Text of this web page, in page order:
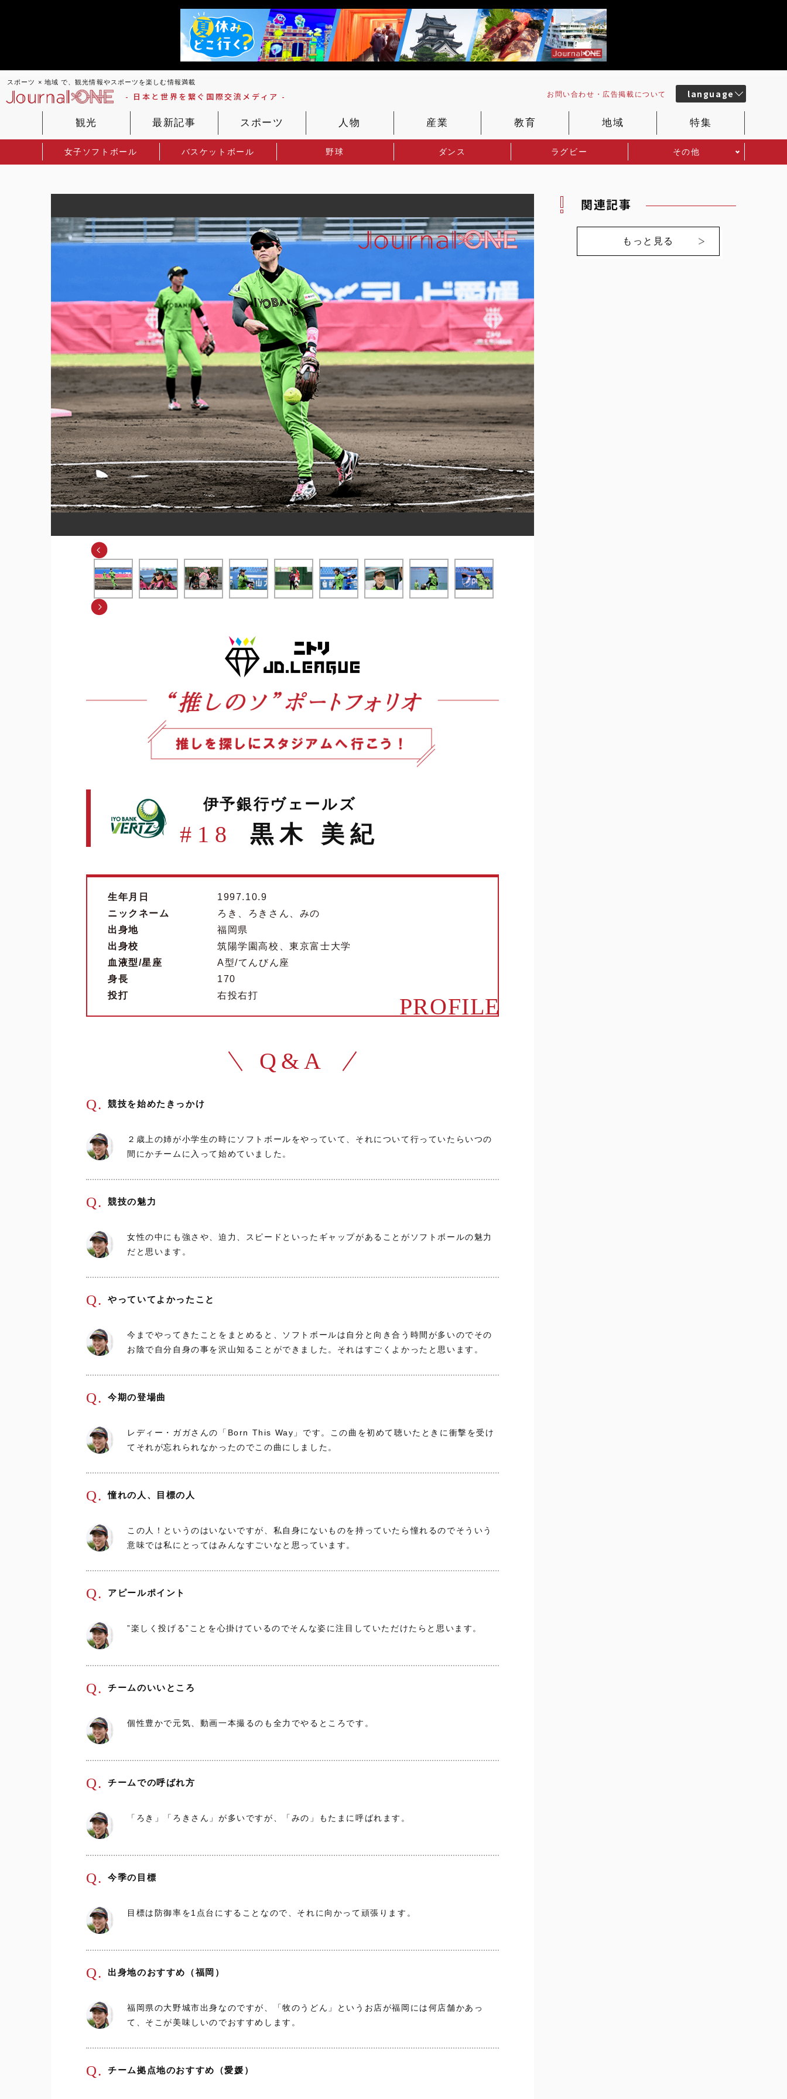
スポーツ × 地域 で、観光情報やスポーツを楽しむ情報満載
- 日本と世界を繋ぐ国際交流メディア - お問い合わせ・ 広告掲載 について language
観光 最新記事 スポーツ 人物 産業 教育 地域 特集
女子ソフトボール バスケットボール 野球 ダンス ラグビー その他
伊予銀行ヴェールズ
#18 黒木 美紀
PROFILE
生年月日
1997.10.9
ニックネーム
ろき、ろきさん、みの
出身地
福岡県
出身校
筑陽学園高校、東京富士大学
血液型/星座
A型/てんびん座
身長
170
投打
右投右打
Q&A
Q. 競技を始めたきっかけ
２歳上の姉が小学生の時にソフトボールをやっていて、それについて行っていたらいつの
間にかチームに入って始めていました。
Q. 競技の魅力
女性の中にも強さや、迫力、スピードといったギャップがあることがソフトボールの魅力
だと思います。
Q. やっていてよかったこと
今までやってきたことをまとめると、ソフトボールは自分と向き合う時間が多いのでその
お陰で自分自身の事を沢山知ることができました。それはすごくよかったと思います。
Q. 今期の登場曲
レディー・ガガさんの「Born This Way」です。この曲を初めて聴いたときに衝撃を受け
てそれが忘れられなかったのでこの曲にしました。
Q. 憧れの人、目標の人
この人！というのはいないですが、私自身にないものを持っていたら憧れるのでそういう
意味では私にとってはみんなすごいなと思っています。
Q. アピールポイント
”楽しく投げる”ことを心掛けているのでそんな姿に注目していただけたらと思います。
Q. チームのいいところ
個性豊かで元気、動画一本撮るのも全力でやるところです。
Q. チームでの呼ばれ方
「ろき」「ろきさん」が多いですが、「みの」もたまに呼ばれます。
Q. 今季の目標
目標は防御率を1点台にすることなので、それに向かって頑張ります。
Q. 出身地のおすすめ（福岡）
福岡県の大野城市出身なのですが、「牧のうどん」というお店が福岡には何店舗かあっ
て、そこが美味しいのでおすすめします。
Q. チーム拠点地のおすすめ（愛媛）
関連記事
もっと見る